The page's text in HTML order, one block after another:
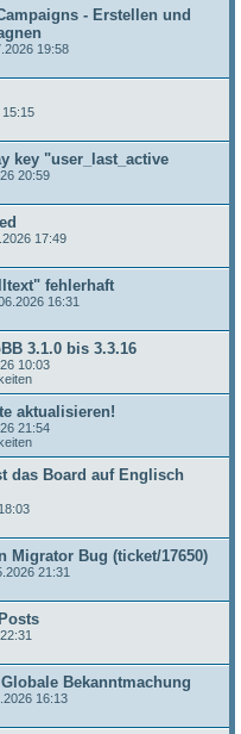
- Erstellen und
19:58
15:15
key "user_last_active
20:59
17:49
fehlerhaft
16:31
3.1.0 bis 3.3.16
10:03
aktualisieren!
21:54
das Board auf Englisch
Migrator Bug (ticket/17650)
21:31
Bekanntmachung
16:13